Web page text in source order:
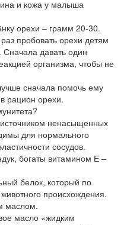
и кожа у малыша
орехи – грамм 20-30.
пробовать орехи детям
давать один
организма, чтобы не
сначала помочь ему
рацион орехи.
ненасыщенных
для нормального
сосудов.
богаты витамином Е –
белок, который по
происхождения.
маслом.
масло «жидким